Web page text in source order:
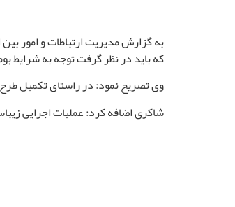
به گزارش مدیریت ارتباطات و امور
که باید در نظر گرفت توجه به شرایط
وی تصریح نمود: در راستای تکمیل طرح
شاکری اضافه کرد: عملیات اجرایی زیباسازی